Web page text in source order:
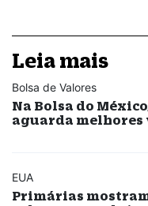
Leia mais
Bolsa de Valores
Na Bolsa do
aguarda melhores
EUA
Primárias